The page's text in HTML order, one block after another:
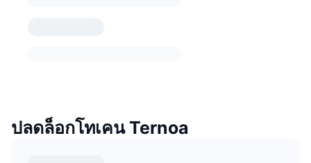
ปลดล็อกโทเคน Ternoa